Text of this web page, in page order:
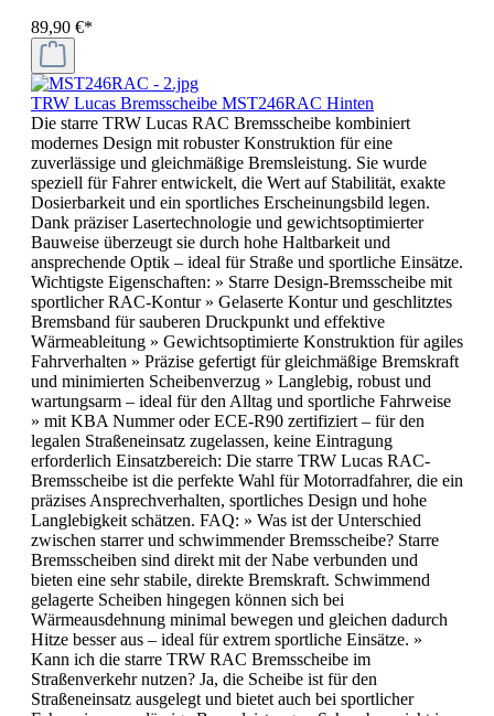
89,90 €*
TRW Lucas Bremsscheibe MST246RAC Hinten
Die starre TRW Lucas RAC Bremsscheibe kombiniert
modernes Design mit robuster Konstruktion für eine
zuverlässige und gleichmäßige Bremsleistung. Sie wurde
speziell für Fahrer entwickelt, die Wert auf Stabilität, exakte
Dosierbarkeit und ein sportliches Erscheinungsbild legen.
Dank präziser Lasertechnologie und gewichtsoptimierter
Bauweise überzeugt sie durch hohe Haltbarkeit und
ansprechende Optik – ideal für Straße und sportliche Einsätze.
Wichtigste Eigenschaften: » Starre Design-Bremsscheibe mit
sportlicher RAC-Kontur » Gelaserte Kontur und geschlitztes
Bremsband für sauberen Druckpunkt und effektive
Wärmeableitung » Gewichtsoptimierte Konstruktion für agiles
Fahrverhalten » Präzise gefertigt für gleichmäßige Bremskraft
und minimierten Scheibenverzug » Langlebig, robust und
wartungsarm – ideal für den Alltag und sportliche Fahrweise
» mit KBA Nummer oder ECE-R90 zertifiziert – für den
legalen Straßeneinsatz zugelassen, keine Eintragung
erforderlich Einsatzbereich: Die starre TRW Lucas RAC-
Bremsscheibe ist die perfekte Wahl für Motorradfahrer, die ein
präzises Ansprechverhalten, sportliches Design und hohe
Langlebigkeit schätzen. FAQ: » Was ist der Unterschied
zwischen starrer und schwimmender Bremsscheibe? Starre
Bremsscheiben sind direkt mit der Nabe verbunden und
bieten eine sehr stabile, direkte Bremskraft. Schwimmend
gelagerte Scheiben hingegen können sich bei
Wärmeausdehnung minimal bewegen und gleichen dadurch
Hitze besser aus – ideal für extrem sportliche Einsätze. »
Kann ich die starre TRW RAC Bremsscheibe im
Straßenverkehr nutzen? Ja, die Scheibe ist für den
Straßeneinsatz ausgelegt und bietet auch bei sportlicher